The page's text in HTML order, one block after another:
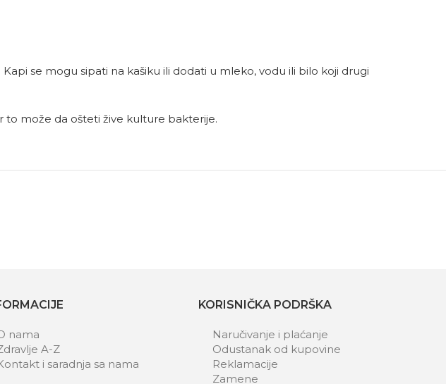
se mogu sipati na kašiku ili dodati u mleko, vodu ili bilo koji drugi
to može da ošteti žive kulture bakterije.
nama
A-Z
i saradnja sa nama
KORISNIČKA PODRŠKA
Naručivanje i plaćanje
Odustanak od kupovine
Reklamacije
Zamene